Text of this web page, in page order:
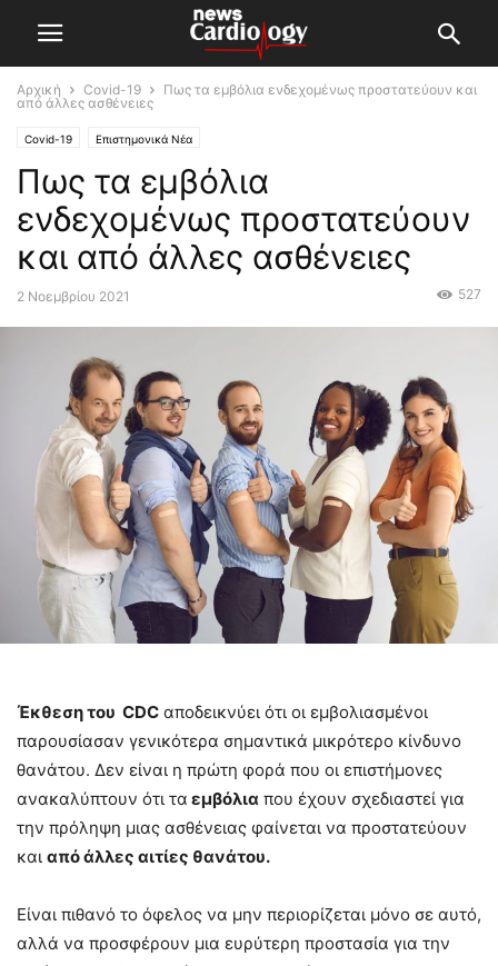
Αρχική Covid-19
Πως τα εμβόλια ενδεχομένως προστατεύουν και
από άλλες ασθένειες
Covid-19 Επιστημονικά Νέα
Πως τα εμβόλια
ενδεχομένως προστατεύουν
και από άλλες ασθένειες
2 Νοεμβρίου 2021 527
Έκθεση του CDC αποδεικνύει ότι οι εμβολιασμένοι
παρουσίασαν γενικότερα σημαντικά μικρότερο κίνδυνο
θανάτου. Δεν είναι η πρώτη φορά που οι επιστήμονες
ανακαλύπτουν ότι τα εμβόλια που έχουν σχεδιαστεί για
την πρόληψη μιας ασθένειας φαίνεται να προστατεύουν
και από άλλες αιτίες θανάτου.
Είναι πιθανό το όφελος να μην περιορίζεται μόνο σε αυτό,
αλλά να προσφέρουν μια ευρύτερη προστασία για την